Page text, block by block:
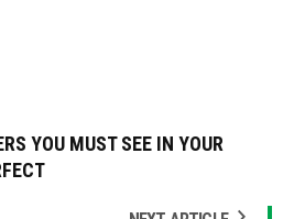
YOU MUST SEE IN YOUR